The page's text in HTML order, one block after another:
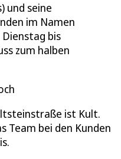
und seine
im Namen
bis
zum halben
ist Kult.
Team bei den Kunden